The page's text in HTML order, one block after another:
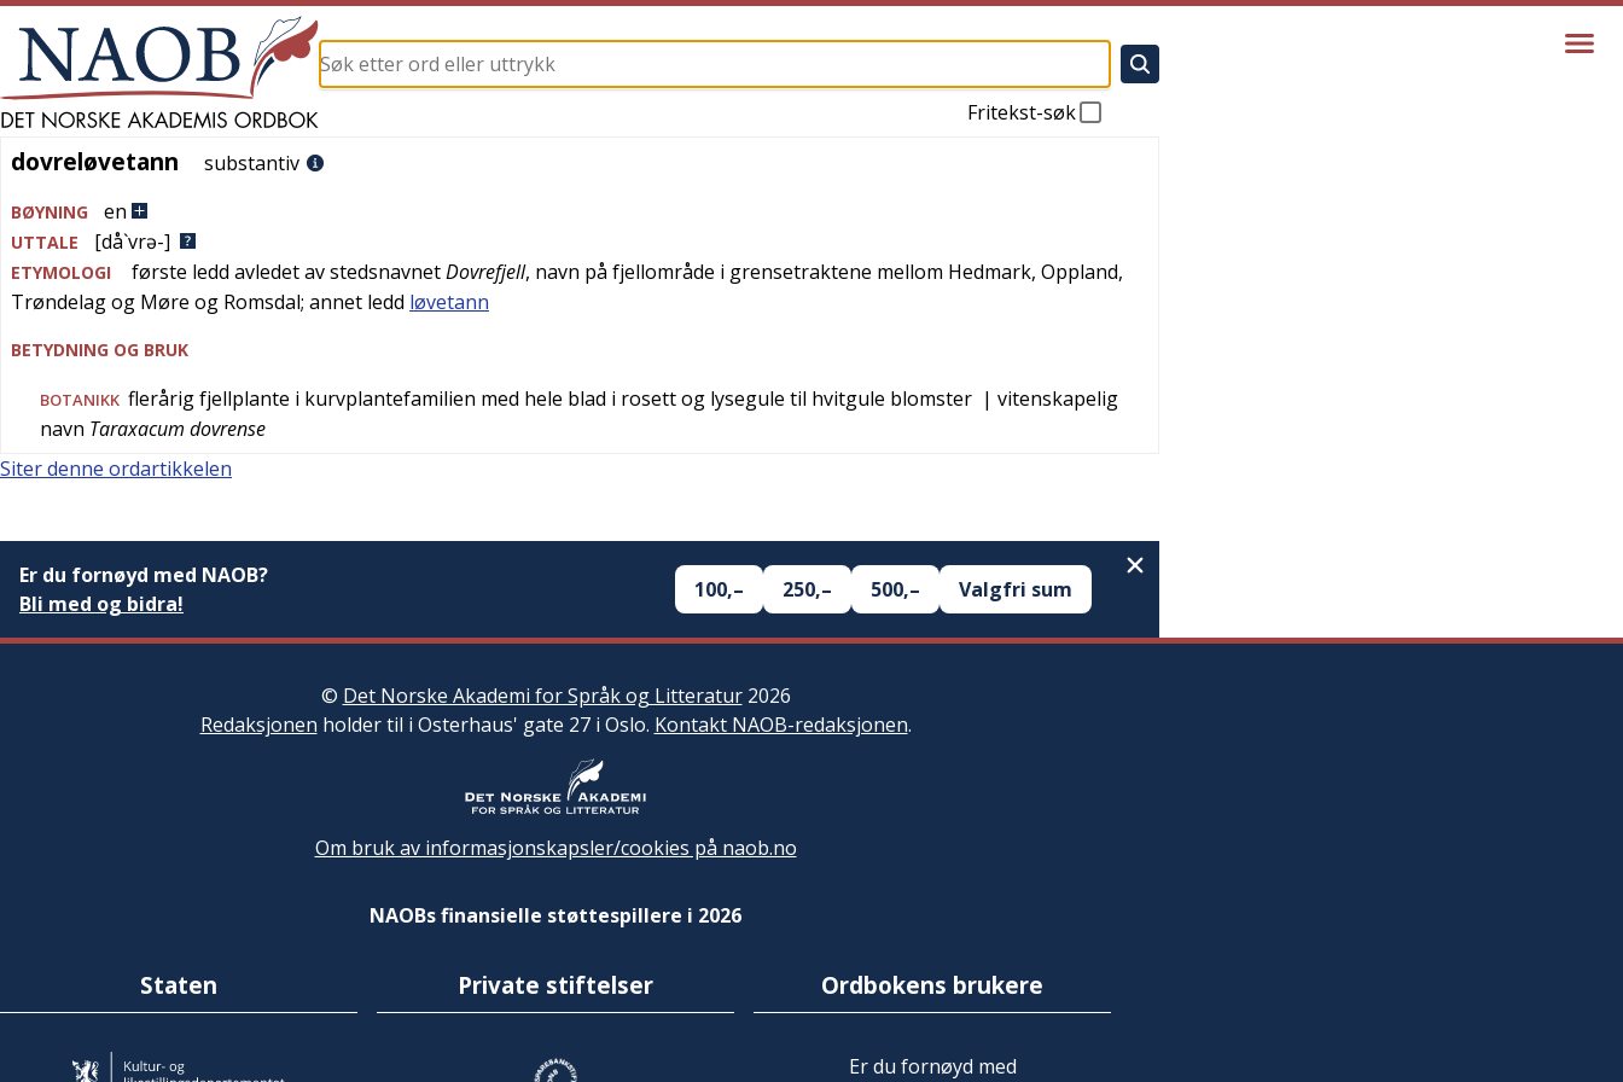
Fritekst-søk
dovreløvetann
dovreløvetann substantiv
BØYNING en
UTTALE [då`vrə-]
ETYMOLOGI første ledd avledet av stedsnavnetDovrefjell, navn på fjellområde i grensetraktene mellom Hedmark, Oppland,
Trøndelag og Møre og Romsdal; annet ledd løvetann
BETYDNING OG BRUK
BOTANIKK flerårig fjellplante i kurvplantefamilien med hele blad i rosett og lysegule til hvitgule blomster | vitenskapelig
navn Taraxacum dovrense
Siter denne ordartikkelen
Er du fornøyd med NAOB?
Bli med og bidra!
100,– 250,– 500,– Valgfri sum
© Det Norske Akademi for Språk og Litteratur2026
Redaksjonen holder til i Osterhaus' gate 27 i Oslo. Kontakt NAOB-redaksjonen.
Om bruk av informasjonskapsler/cookies på naob.no
NAOBs finansielle støttespillere i 2026
Staten Private stiftelser Ordbokens brukere
Er du fornøyd med